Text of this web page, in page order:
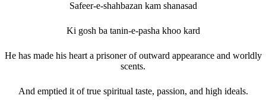
Safeer-e-shahbazan kam shanasad
Ki gosh ba tanin-e-pasha khoo kard
He has made his heart a prisoner of outward appearance and worldly
scents.
And emptied it of true spiritual taste, passion, and high ideals.